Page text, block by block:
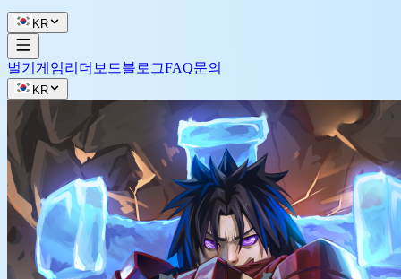
KR
벌기 게임리더보드블로그FAQ문의
KR